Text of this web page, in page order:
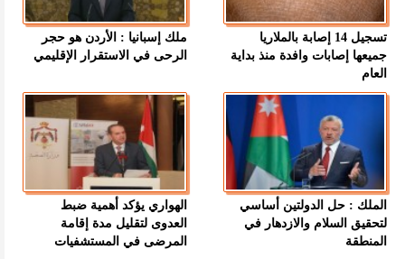
تسجيل 14 إصابة بالملاريا
جميعها إصابات وافدة منذ بداية
العام
ملك إسبانيا : الأردن هو حجر
الرحى في الاستقرار الإقليمي
الملك : حل الدولتين أساسي
لتحقيق السلام والازدهار في
المنطقة
الهواري يؤكد أهمية ضبط
العدوى لتقليل مدة إقامة
المرضى في المستشفيات